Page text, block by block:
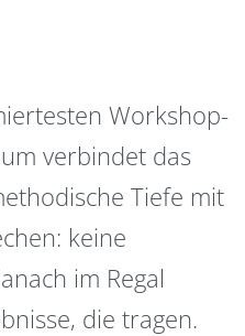
Workshop-
verbindet das
Tiefe mit
keine
im Regal
die tragen.